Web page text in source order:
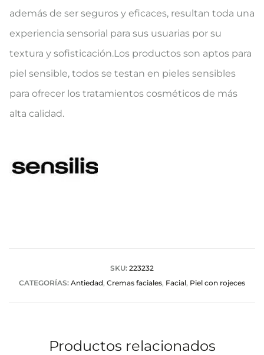
además de ser seguros y eficaces, resultan toda una
experiencia sensorial para sus usuarias por su
textura y sofisticación.Los productos son aptos para
piel sensible, todos se testan en pieles sensibles
para ofrecer los tratamientos cosméticos de más
alta calidad.
SKU: 223232
CATEGORÍAS: Antiedad, Cremas faciales, Facial, Piel con rojeces
Productos relacionados